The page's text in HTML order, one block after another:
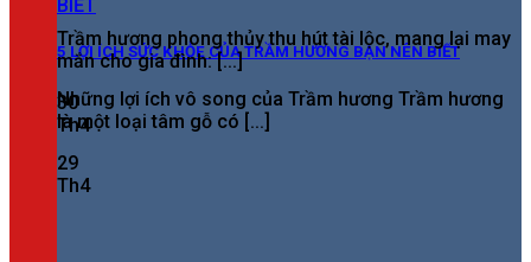
5 LỢI ÍCH SỨC KHỎE CỦA TRẦM HƯƠNG BẠN NÊN BIẾT
Những lợi ích vô song của Trầm hương Trầm hương
là một loại tâm gỗ có [...]
29
Th4
Trầm hương phong thủy thu hút tài lộc, mang lại may
mắn cho gia đình: [...]
30
Th4